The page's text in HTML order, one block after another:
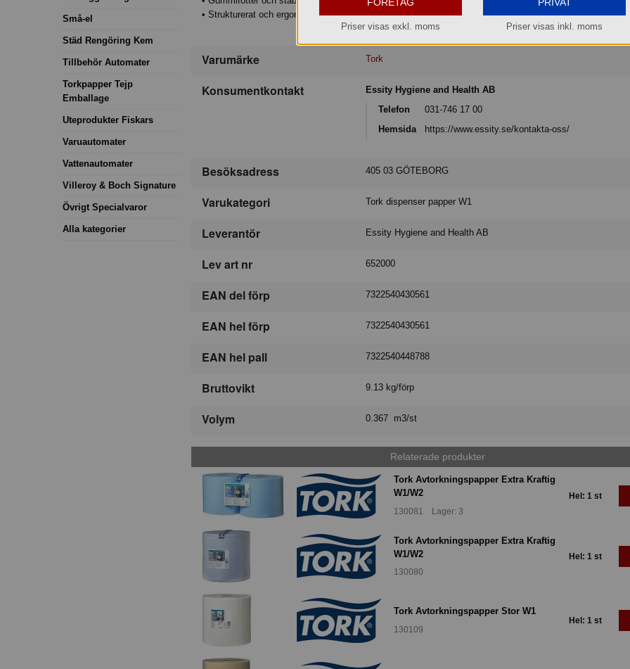
Små-el
Städ Rengöring Kem
Tillbehör Automater
Torkpapper Tejp
Emballage
Uteprodukter Fiskars
Varuautomater
Vattenautomater
Villeroy & Boch Signature
Övrigt Specialvaror
Alla kategorier
• Strukturerat och ergonomiskt handtag: Säkert grepp, lätt att flytta omkring.
Varumärke Tork
Konsumentkontakt
Essity Hygiene and Health AB
Telefon
031-746 17 00
Hemsida
https://www.essity.se/kontakta-oss/
Besöksadress 405 03 GÖTEBORG
Varukategori Tork dispenser papper W1
Leverantör Essity Hygiene and Health AB
Lev art nr 652000
EAN del förp 7322540430561
EAN hel förp 7322540430561
EAN hel pall 7322540448788
Bruttovikt 9.13 kg/förp
Volym 0.367 m3/st
Relaterade produkter
Tork Avtorkningspapper Extra Kraftig
W1/W2
130081 Lager: 3
Hel: 1 st
Tork Avtorkningspapper Extra Kraftig
W1/W2
130080
Hel: 1 st
Tork Avtorkningspapper Stor W1
130109
Hel: 1 st
Priser visas exkl. moms Priser visas inkl. moms